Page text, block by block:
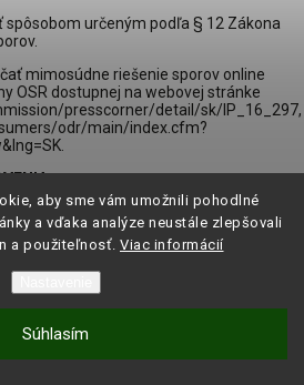
aby sme vám umožnili pohodlné
a vďaka analýze neustále zlepšovali
a použiteľnosť. Viac informácií
Súhlasím
spôsobom určeným podľa § 12 Zákona
mimosúdne riešenie sporov online
OSR dostupnej na webovej stránke
presscorner/detail/sk/IP_16_297,
odr/main/index.cfm?
si s Vami budeme
Naša e-mailová adresa je
údajoch. My budeme doručovať
zmeniť a doplniť tieto Podmienky,